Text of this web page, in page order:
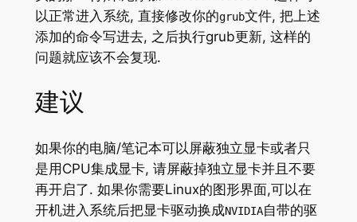
以正常进入系统, 直接修改你的grub文件, 把上述
添加的命令写进去, 之后执行grub更新, 这样的
问题就应该不会复现.
建议
如果你的电脑/笔记本可以屏蔽独立显卡或者只
是用CPU集成显卡, 请屏蔽掉独立显卡并且不要
再开启了. 如果你需要Linux的图形界面,可以在
开机进入系统后把显卡驱动换成NVIDIA自带的驱